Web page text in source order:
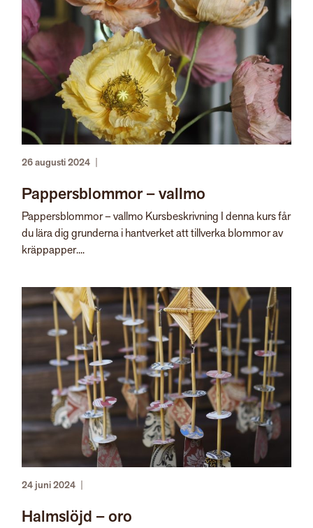
26 augusti 2024 |
Pappersblommor – vallmo
Pappersblommor – vallmo Kursbeskrivning I denna kurs får
du lära dig grunderna i hantverket att tillverka blommor av
kräppapper....
24 juni 2024 |
Halmslöjd – oro